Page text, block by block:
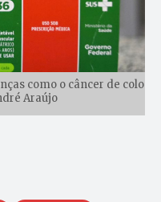
como o câncer de colo
Araújo